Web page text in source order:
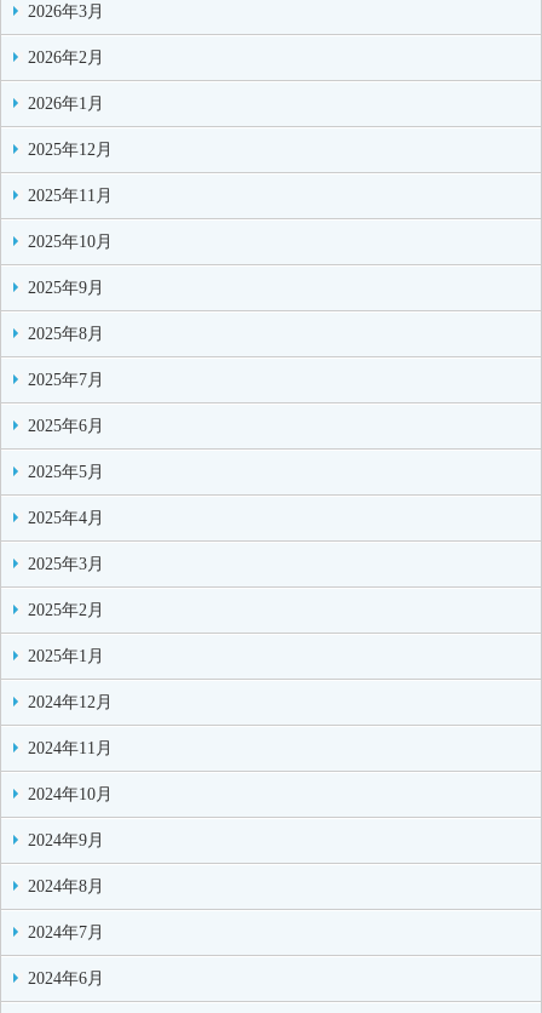
2026年3月
2026年2月
2026年1月
2025年12月
2025年11月
2025年10月
2025年9月
2025年8月
2025年7月
2025年6月
2025年5月
2025年4月
2025年3月
2025年2月
2025年1月
2024年12月
2024年11月
2024年10月
2024年9月
2024年8月
2024年7月
2024年6月